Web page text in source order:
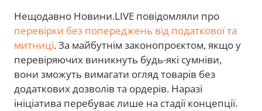
Нещодавно Новини.LIVE повідомляли про
перевірки без попереджень від податкової та
митниці. За майбутнім законопроєктом, якщо у
перевіряючих виникнуть будь-які сумніви,
вони зможуть вимагати огляд товарів без
додаткових дозволів та ордерів. Наразі
ініціатива перебуває лише на стадії концепції.